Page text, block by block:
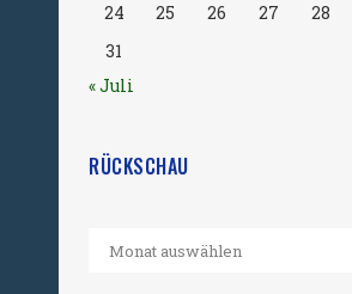
24
25 26 27 28
31
« Juli
RÜCKSCHAU